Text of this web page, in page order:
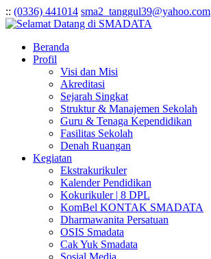
:: (0336) 441014 sma2_tanggul39@yahoo.com
Beranda
Profil
Visi dan Misi
Akreditasi
Sejarah Singkat
Struktur & Manajemen Sekolah
Guru & Tenaga Kependidikan
Fasilitas Sekolah
Denah Ruangan
Kegiatan
Ekstrakurikuler
Kalender Pendidikan
Kokurikuler | 8 DPL
KomBel KONTAK SMADATA
Dharmawanita Persatuan
OSIS Smadata
Cak Yuk Smadata
Sosial Media